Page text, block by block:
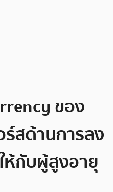
ของ
สด้านการลง
ห้กับผู้สูงอายุ